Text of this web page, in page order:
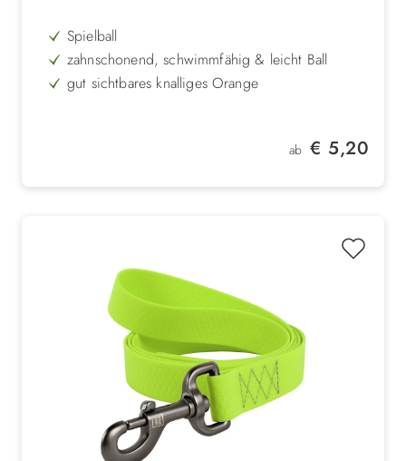
Spielball
zahnschonend, schwimmfähig & leicht Ball
gut sichtbares knalliges Orange
Regulärer Preis:
ab € 5,20